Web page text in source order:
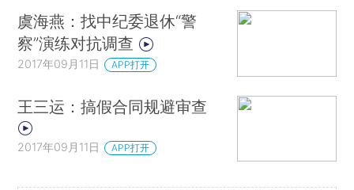
虞海燕：找中纪委退休“警
察”演练对抗调查
2017年09月11日 APP打开
王三运：搞假合同规避审查
2017年09月11日 APP打开